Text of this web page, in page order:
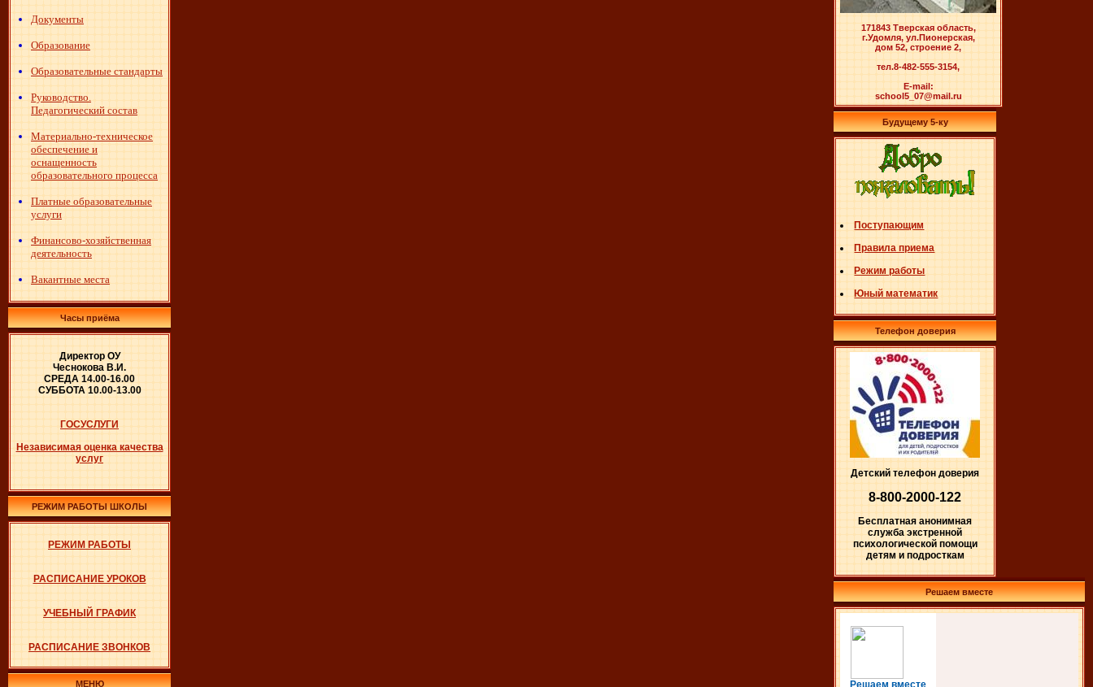
Документы
Образование
Образовательные стандарты
Руководство.
Педагогический состав
Материально-техническое
обеспечение и
оснащенность
образовательного процесса
Платные образовательные
услуги
Финансово-хозяйственная
деятельность
Вакантные места
Часы приёма
Директор ОУ
Чеснокова В.И.
СРЕДА 14.00-16.00
СУББОТА 10.00-13.00
ГОСУСЛУГИ
Независимая оценка качества
услуг
РЕЖИМ РАБОТЫ ШКОЛЫ
РЕЖИМ РАБОТЫ
РАСПИСАНИЕ УРОКОВ
УЧЕБНЫЙ ГРАФИК
РАСПИСАНИЕ ЗВОНКОВ
МЕНЮ
171843 Тверская область,
г.Удомля, ул.Пионерская,
дом 52, строение 2,
тел.8-482-555-3154,
E-mail:
school5_07@mail.ru
Будущему 5-ку
Поступающим
Правила приема
Режим работы
Юный математик
Телефон доверия
Детский телефон доверия
8-800-2000-122
Бесплатная анонимная
служба экстренной
психологической помощи
детям и подросткам
Решаем вместе
Решаем вместе